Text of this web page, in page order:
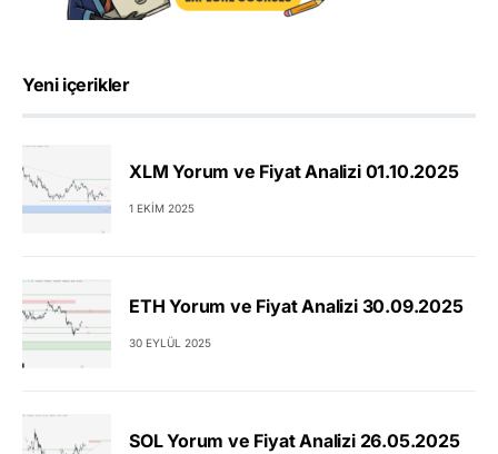
Yeni içerikler
XLM Yorum ve Fiyat Analizi 01.10.2025
1 EKIM 2025
ETH Yorum ve Fiyat Analizi 30.09.2025
30 EYLÜL 2025
SOL Yorum ve Fiyat Analizi 26.05.2025